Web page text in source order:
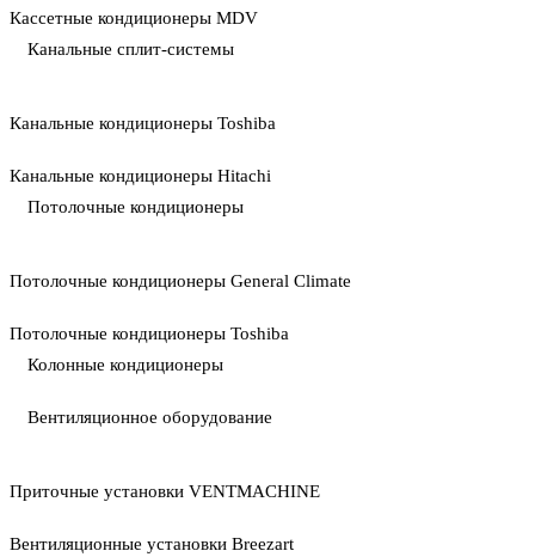
Кассетные кондиционеры MDV
Канальные сплит-системы
Канальные кондиционеры Toshiba
Канальные кондиционеры Hitachi
Потолочные кондиционеры
Потолочные кондиционеры General Climate
Потолочные кондиционеры Toshiba
Колонные кондиционеры
Вентиляционное оборудование
Приточные установки VENTMACHINE
Вентиляционные установки Breezart